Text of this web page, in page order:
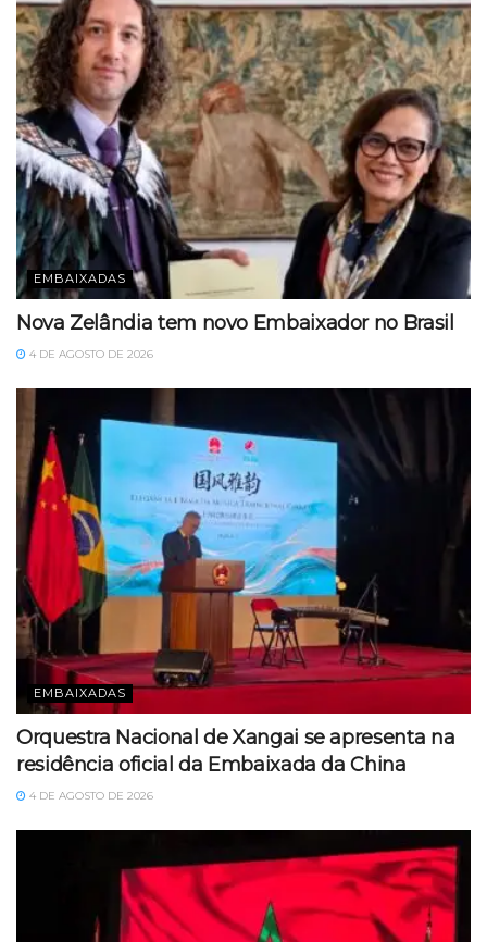
EMBAIXADAS
Nova Zelândia tem novo Embaixador no Brasil
4 DE AGOSTO DE 2026
EMBAIXADAS
Orquestra Nacional de Xangai se apresenta na
residência oficial da Embaixada da China
4 DE AGOSTO DE 2026